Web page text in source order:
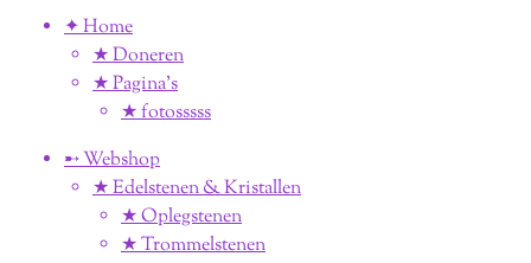
✦ Home
★ Doneren
★ Pagina’s
★ fotosssss
➸ Webshop
★ Edelstenen & Kristallen
★ Oplegstenen
★ Trommelstenen